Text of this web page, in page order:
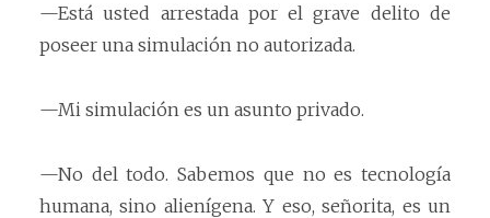
—Está usted arrestada por el grave delito de
poseer una simulación no autorizada.
—Mi simulación es un asunto privado.
—No del todo. Sabemos que no es tecnología
humana, sino alienígena. Y eso, señorita, es un